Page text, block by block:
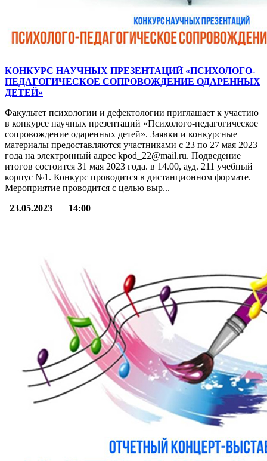
КОНКУРС НАУЧНЫХ ПРЕЗЕНТАЦИЙ «ПСИХОЛОГО-
ПЕДАГОГИЧЕСКОЕ СОПРОВОЖДЕНИЕ ОДАРЕННЫХ
ДЕТЕЙ»
Факультет психологии и дефектологии приглашает к участию
в конкурсе научных презентаций «Психолого-педагогическое
сопровождение одаренных детей». Заявки и конкурсные
материалы предоставляются участниками с 23 по 27 мая 2023
года на электронный адрес kpod_22@mail.ru. Подведение
итогов состоится 31 мая 2023 года. в 14.00, ауд. 211 учебный
корпус №1. Конкурс проводится в дистанционном формате.
Мероприятие проводится с целью выр...
23.05.2023 | 14:00